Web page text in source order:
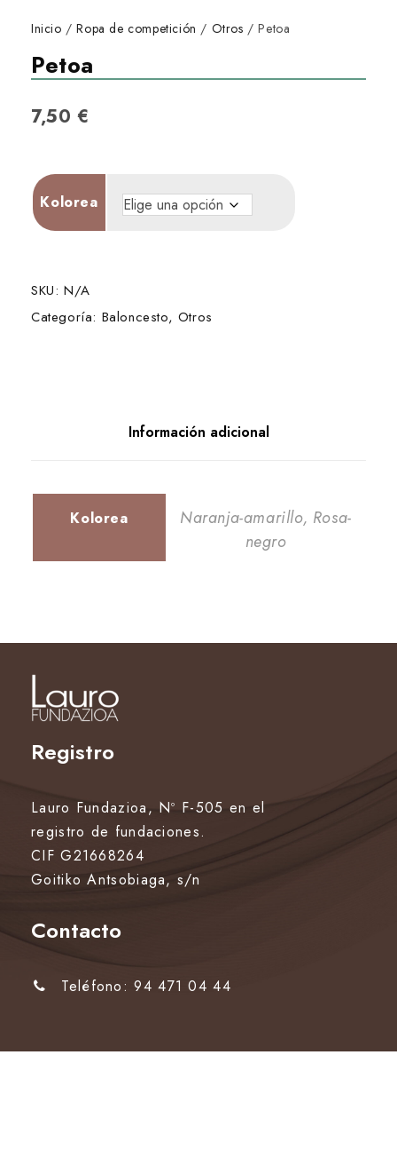
Inicio /Ropa de competición / Otros / Petoa
Petoa
7,50 €
Kolorea
SKU: N/A
Categoría: Baloncesto, Otros
Información adicional
Kolorea
Naranja-amarillo, Rosa-
negro
Registro
Lauro Fundazioa, Nº F-505 en el
registro de fundaciones.
CIF G21668264
Goitiko Antsobiaga, s/n
Contacto
Teléfono: 94 471 04 44